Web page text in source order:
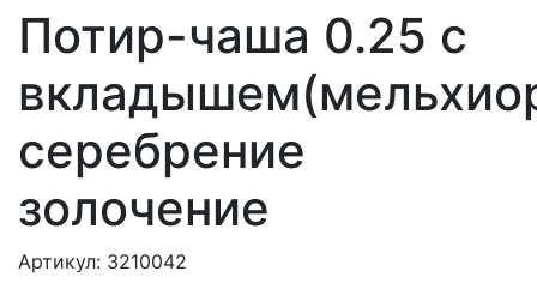
Потир-чаша 0.25 с
серебрение
золочение
Артикул: 3210042